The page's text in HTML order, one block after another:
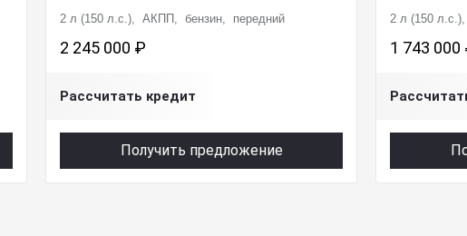
2 л (150 л.с.), АКПП, бензин, передний
2 245 000 ₽
Рассчитать кредит
Получить предложение
2 л (150
1 743 000